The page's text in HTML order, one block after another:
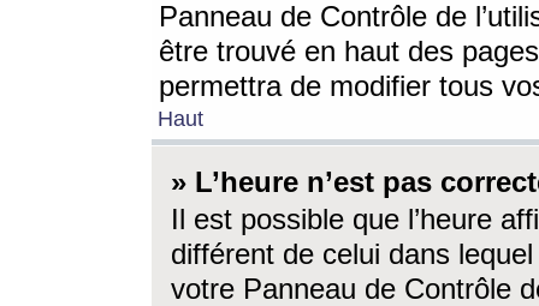
Panneau de Contrôle de
être trouvé en haut des
permettra de modifier tous
Haut
» L’heure n’est pas
Il est possible que l’heure
différent de celui dans
votre Panneau de Contrôle